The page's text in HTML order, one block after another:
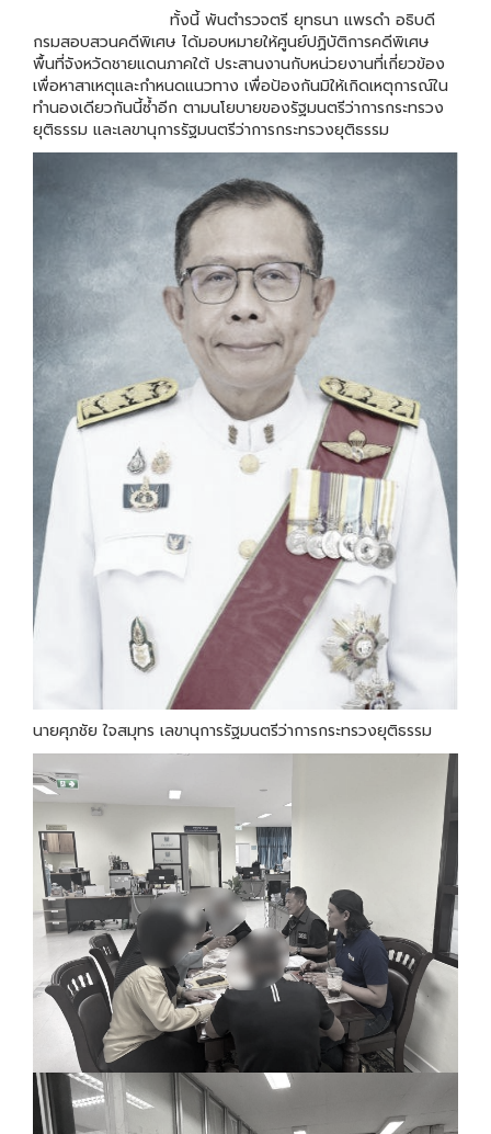
ทั้งนี้ พันตำรวจตรี ยุทธนา แพรดำ อธิบดี
กรมสอบสวนคดีพิเศษ ได้มอบหมายให้ศูนย์ปฏิบัติการคดีพิเศษ
พื้นที่จังหวัดชายแดนภาคใต้ ประสานงานกับหน่วยงานที่เกี่ยวข้อง
เพื่อหาสาเหตุและกำหนดแนวทาง เพื่อป้องกันมิให้เกิดเหตุการณ์ใน
ทำนองเดียวกันนี้ซ้ำอีก ตามนโยบายของรัฐมนตรีว่าการกระทรวง
ยุติธรรม และเลขานุการรัฐมนตรีว่าการกระทรวงยุติธรรม
นายศุภชัย ใจสมุทร เลขานุการรัฐมนตรีว่าการกระทรวงยุติธรรม